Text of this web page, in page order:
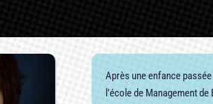
Après une enfance
l’école de Management